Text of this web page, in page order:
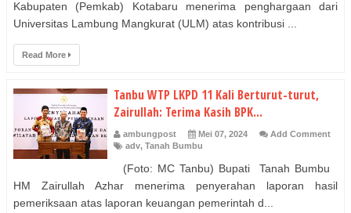
Kabupaten (Pemkab) Kotabaru menerima penghargaan dari
Universitas Lambung Mangkurat (ULM) atas kontribusi ...
Read More
Tanbu WTP LKPD 11 Kali Berturut-turut,
Zairullah: Terima Kasih BPK...
ambungpost Mei 07, 2024
Add Comment
adv, Tanah Bumbu
(Foto: MC Tanbu) Bupati Tanah Bumbu
HM Zairullah Azhar menerima penyerahan laporan hasil
pemeriksaan atas laporan keuangan pemerintah d...